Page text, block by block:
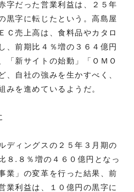
字だった営業利益は、２５年
黒字に転じたという。高島屋
Ｃ売上高は、食料品やカタロ
、前期比４％増の３６４億円
「新サイトの始動」「ＯＭＯ
、自社の強みを生かすべく、
みを進めているようだ。
ディングスの２５年３月期の
８.８％増の４６０億円となっ
業」の変革を行った結果、前
業利益は、１０億円の黒字に